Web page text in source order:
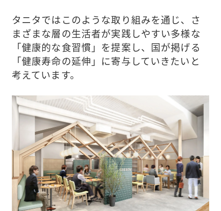
タニタではこのような取り組みを通じ、さ
まざまな層の生活者が実践しやすい多様な
「健康的な食習慣」を提案し、国が掲げる
「健康寿命の延伸」に寄与していきたいと
考えています。